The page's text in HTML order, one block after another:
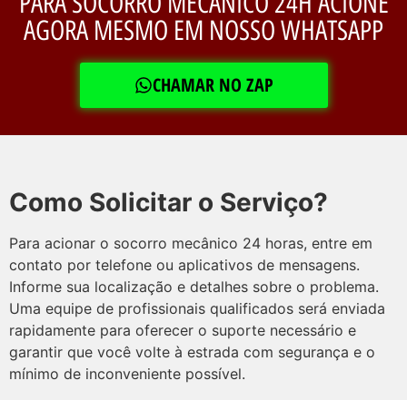
AGORA MESMO EM NOSSO WHATSAPP
CHAMAR NO ZAP
Como Solicitar o Serviço?
Para acionar o socorro mecânico 24 horas, entre em
contato por telefone ou aplicativos de mensagens.
Informe sua localização e detalhes sobre o problema.
Uma equipe de profissionais qualificados será enviada
rapidamente para oferecer o suporte necessário e
garantir que você volte à estrada com segurança e o
mínimo de inconveniente possível.